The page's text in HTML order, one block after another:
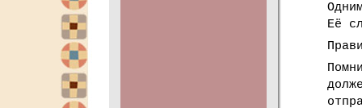
Её